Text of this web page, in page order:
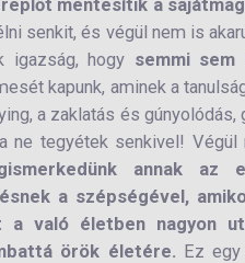
mentesítik a
senkit, és végül nem is
igazság, hogy semmi
kapunk, aminek a
a zaklatás és
ne tegyétek senkivel!
annak az
a szépségével,
a való életben nagyon
örök életére. Ez